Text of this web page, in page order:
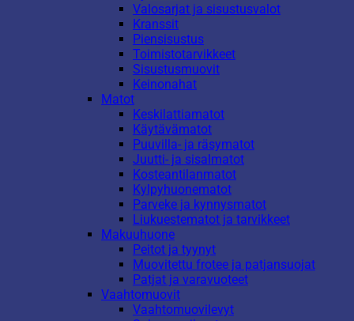
Valosarjat ja sisustusvalot
Kranssit
Piensisustus
Toimistotarvikkeet
Sisustusmuovit
Keinonahat
Matot
Keskilattiamatot
Käytävämatot
Puuvilla- ja räsymatot
Juutti- ja sisalmatot
Kosteantilanmatot
Kylpyhuonematot
Parveke ja kynnysmatot
Liukuestematot ja tarvikkeet
Makuuhuone
Peitot ja tyynyt
Muovitettu frotee ja patjansuojat
Patjat ja varavuoteet
Vaahtomuovit
Vaahtomuovilevyt